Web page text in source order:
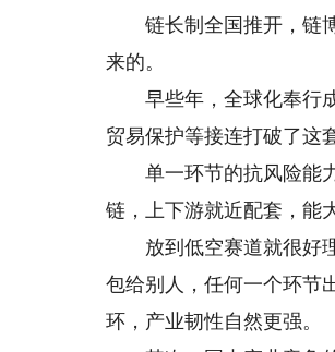
链长制全国推开，链博
来的。
早些年，全球化奉行成
贸易保护等接连打破了这
单一环节的抗风险能力
链，上下游就近配套，能
放到低空赛道就很好理
包给别人，任何一个环节
环，产业韧性自然更强。